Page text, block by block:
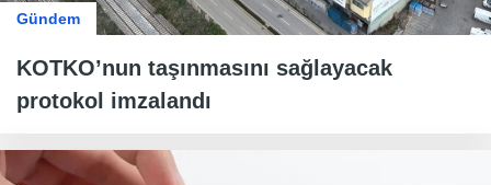
Gündem
KOTKO’nun taşınmasını sağlayacak
protokol imzalandı